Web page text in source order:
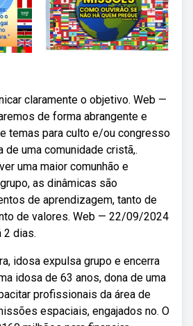
claramente o objetivo. Web —
de forma abrangente e
temas para culto e/ou congresso
uma comunidade cristã,.
uma maior comunhão e
as dinâmicas são
de aprendizagem, tanto de
de valores. Web — 22/09/2024
2 dias.
idosa expulsa grupo e encerra
idosa de 63 anos, dona de uma
profissionais da área de
espaciais, engajados no. O